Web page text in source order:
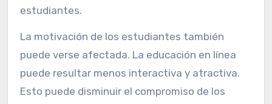
estudiantes.
La motivación de los estudiantes también
puede verse afectada. La educación en línea
puede resultar menos interactiva y atractiva.
Esto puede disminuir el compromiso de los